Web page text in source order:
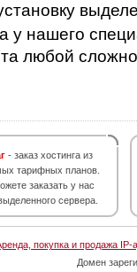
у нашего
любой
- заказ хостинга из
тарифных планов.
заказать у нас
сервера.
покупка и продажа IP-
Домен